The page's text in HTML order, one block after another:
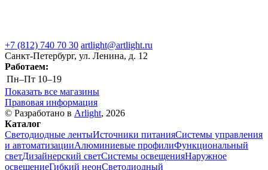
+7 (812) 740 70 30 artlight@artlight.ru
Санкт-Петербург, ул. Ленина, д. 12
Работаем:
Пн–Пт 10–19
Показать все магазины
Правовая информация
© Разработано в Arlight, 2026
Каталог
Светодиодные лентыИсточники питанияСистемы управления
и автоматизацииАлюминиевые профилиФункциональный
светДизайнерский светСистемы освещенияНаружное
освещениеГибкий неонСветодиодный